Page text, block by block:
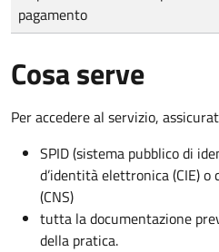
pagamento
Cosa serve
Per accedere al servizio,
SPID (sistema pubblico di
d’identità elettronica (CIE)
(CNS)
tutta la documentazione
della pratica.